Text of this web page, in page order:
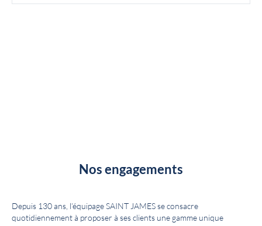
Nos engagements
Depuis 130 ans, l’équipage SAINT JAMES se consacre
quotidiennement à proposer à ses clients une gamme unique